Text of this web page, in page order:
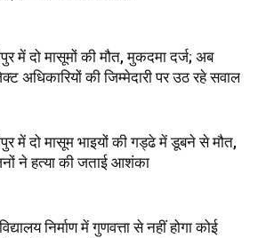
में दो मासूमों की मौत, मुकदमा दर्ज; अब
अधिकारियों की जिम्मेदारी पर उठ रहे सवाल
में दो मासूम भाइयों की गड्ढे में डूबने से मौत,
ने हत्या की जताई आशंका
निर्माण में गुणवत्ता से नहीं होगा कोई